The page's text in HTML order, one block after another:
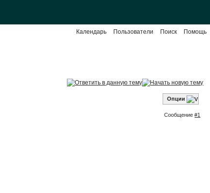
Помощь
Поиск
Пользователи
Календарь
Опции
Сообщение#1